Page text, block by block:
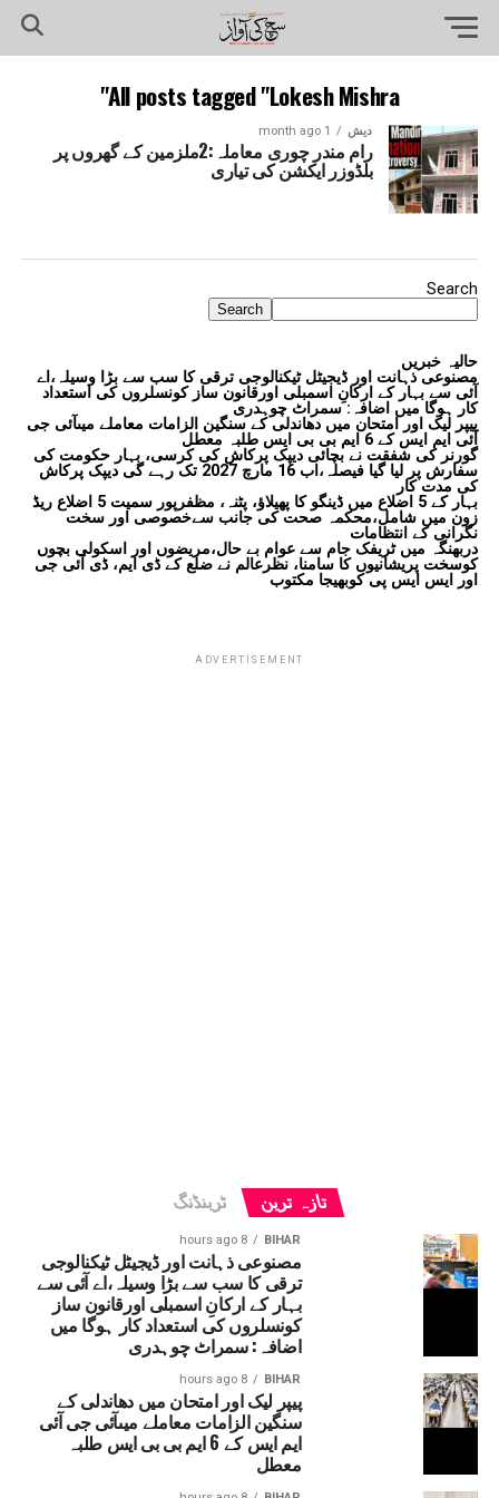
All posts tagged "Lokesh Mishra"
دیش 1 month ago
رام مندر چوری معاملہ:2ملزمین کے گھروں پر
بلڈوزر ایکشن کی تیاری
Search
Search
حالیہ خبریں
مصنوعی ذہانت اور ڈیجیٹل ٹیکنالوجی ترقی کا سب سے بڑا وسیلہ،اے
آئی سے بہار کے ارکانِ اسمبلی اورقانون ساز کونسلروں کی استعداد
کار ہوگا میں اضافہ: سمراٹ چوہدری
پیپر لیک اور امتحان میں دھاندلی کے سنگین الزامات معاملے میںآئی جی
آئی ایم ایس کے 6 ایم بی بی ایس طلبہ معطل
گورنر کی شفقت نے بچائی دیپک پرکاش کی کرسی، بہار حکومت کی
سفارش پر لیا گیا فیصلہ،اب 16 مارچ 2027 تک رہے گی دیپک پرکاش
کی مدت کار
بہار کے 5 اضلاع میں ڈینگو کا پھیلاؤ، پٹنہ، مظفرپور سمیت 5 اضلاع ریڈ
زون میں شامل،محکمہ صحت کی جانب سےخصوصی اور سخت
نگرانی کے انتظامات
دربھنگہ میں ٹریفک جام سے عوام بے حال،مریضوں اور اسکولی بچوں
کوسخت پریشانیوں کا سامنا، نظرعالم نے ضلع کے ڈی ایم، ڈی آئی جی
اور ایس ایس پی کوبھیجا مکتوب
ADVERTISEMENT
تازہ ترین ٹرینڈنگ
BIHAR
8 hours ago
مصنوعی ذہانت اور ڈیجیٹل ٹیکنالوجی
ترقی کا سب سے بڑا وسیلہ،اے آئی سے
بہار کے ارکانِ اسمبلی اورقانون ساز
کونسلروں کی استعداد کار ہوگا میں
اضافہ: سمراٹ چوہدری
BIHAR
8 hours ago
پیپر لیک اور امتحان میں دھاندلی کے
سنگین الزامات معاملے میںآئی جی آئی
ایم ایس کے 6 ایم بی بی ایس طلبہ
معطل